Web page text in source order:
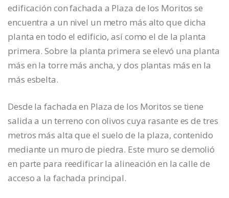
edificación con fachada a Plaza de los Moritos se
encuentra a un nivel un metro más alto que dicha
planta en todo el edificio, así como el de la planta
primera. Sobre la planta primera se elevó una planta
más en la torre más ancha, y dos plantas más en la
más esbelta.
Desde la fachada en Plaza de los Moritos se tiene
salida a un terreno con olivos cuya rasante es de tres
metros más alta que el suelo de la plaza, contenido
mediante un muro de piedra. Este muro se demolió
en parte para reedificar la alineación en la calle de
acceso a la fachada principal.